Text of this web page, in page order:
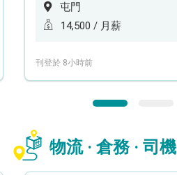
屯門
14,500 / 月薪
刊登於 8小時前
物流 · 倉務 · 司機